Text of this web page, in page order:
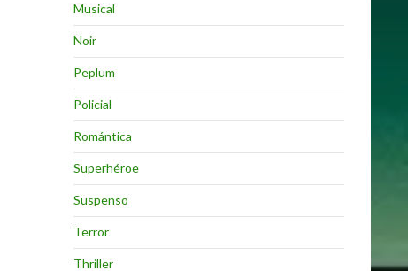
Musical
Noir
Peplum
Policial
Romántica
Superhéroe
Suspenso
Terror
Thriller